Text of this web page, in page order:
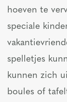
hoeven te
speciale
spelletjes
kunnen zich
boules of